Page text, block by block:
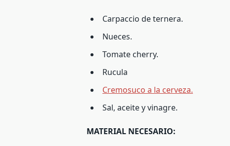
Carpaccio de ternera.
Nueces.
Tomate cherry.
Rucula
Cremosuco a la cerveza.
Sal, aceite y vinagre.
MATERIAL NECESARIO: